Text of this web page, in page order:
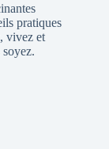
pratiques
vivez et